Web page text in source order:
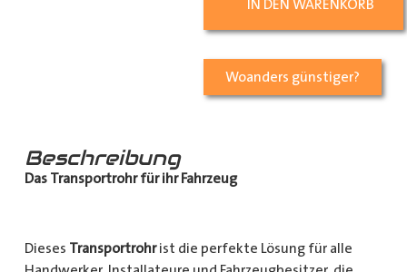
IN DEN WARENKORB
Woanders günstiger?
Beschreibung
Das Transportrohr für ihr Fahrzeug
Dieses Transportrohrist die perfekte Lösung für alle